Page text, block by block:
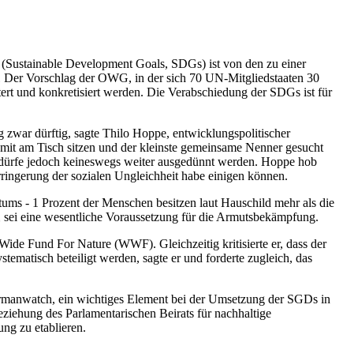
Development Goals, SDGs) ist von den zu einer
Vorschlag der OWG, in der sich 70 UN-Mitgliedstaaten 30
und konkretisiert werden. Die Verabschiedung der SDGs ist für
zwar dürftig, sagte Thilo Hoppe, entwicklungspolitischer
am Tisch sitzen und der kleinste gemeinsame Nenner gesucht
jedoch keineswegs weiter ausgedünnt werden. Hoppe hob
der sozialen Ungleichheit habe einigen können.
- 1 Prozent der Menschen besitzen laut Hauschild mehr als die
eine wesentliche Voraussetzung für die Armutsbekämpfung.
Fund For Nature (WWF). Gleichzeitig kritisierte er, dass der
beteiligt werden, sagte er und forderte zugleich, das
ein wichtiges Element bei der Umsetzung der SGDs in
des Parlamentarischen Beirats für nachhaltige
zu etablieren.